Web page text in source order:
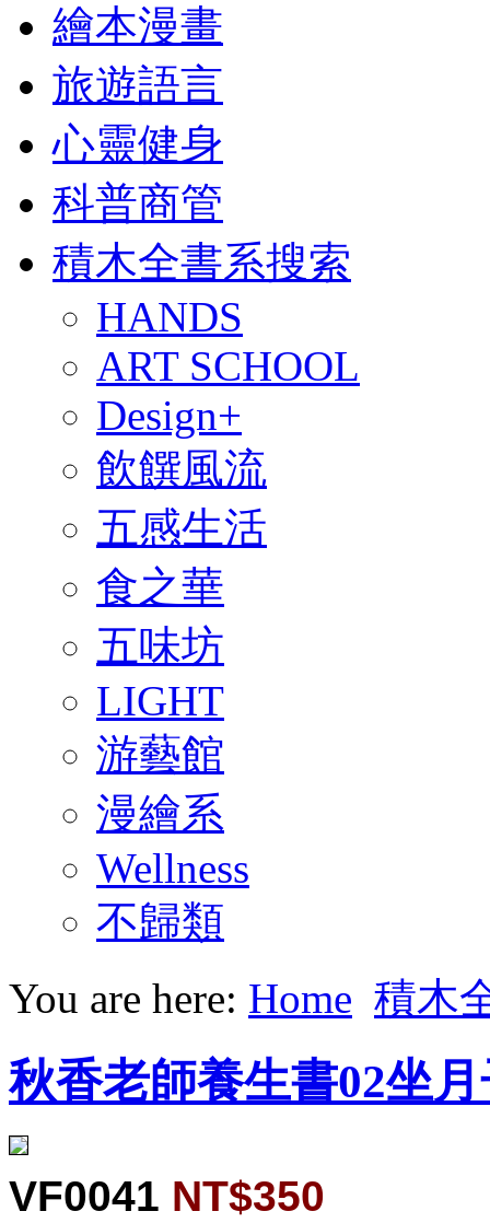
繪本漫畫
旅遊語言
心靈健身
科普商管
積木全書系搜索
HANDS
ART SCHOOL
Design+
飲饌風流
五感生活
食之華
五味坊
LIGHT
游藝館
漫繪系
Wellness
不歸類
You are here: Home 積木
秋香老師養生書02坐
VF0041 NT$350